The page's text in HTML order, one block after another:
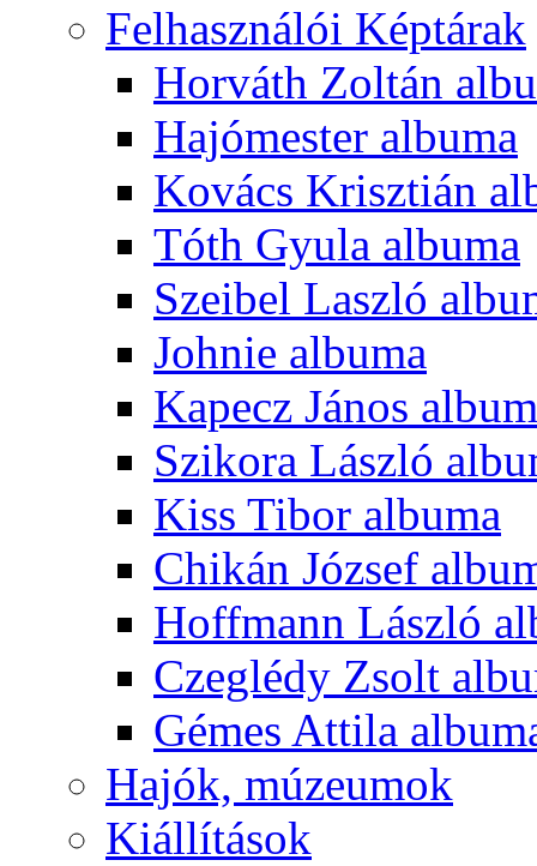
Felhasználói Képtárak
Horváth Zoltán
Hajómester albuma
Kovács Krisztián
Tóth Gyula albuma
Szeibel Laszló
Johnie albuma
Kapecz János
Szikora László
Kiss Tibor albuma
Chikán József
Hoffmann László
Czeglédy Zsolt
Gémes Attila
Hajók, múzeumok
Kiállítások